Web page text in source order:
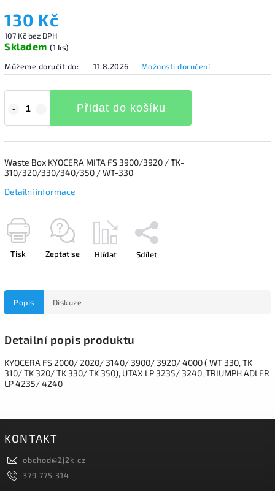
130 Kč
107 Kč bez DPH
Skladem (1 ks)
Můžeme doručit do:
11.8.2026 Možnosti doručení
Přidat do košíku
Waste Box KYOCERA MITA FS 3900/3920 / TK-
310/320/330/340/350 / WT-330
Detailní informace
Tisk Zeptat se Hlídat Sdílet
Popis Diskuze
Detailní popis produktu
KYOCERA FS 2000/ 2020/ 3140/ 3900/ 3920/ 4000 ( WT 330, TK
310/ TK 320/ TK 330/ TK 350), UTAX LP 3235/ 3240, TRIUMPH ADLER
LP 4235/ 4240
KONTAKT
obchod@2j2k.cz
379 775 314